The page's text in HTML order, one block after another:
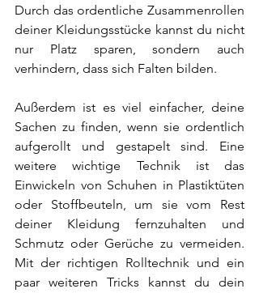
Durch das ordentliche Zusammenrollen
deiner Kleidungsstücke kannst du nicht
nur Platz sparen, sondern auch
verhindern, dass sich Falten bilden.
Außerdem ist es viel einfacher, deine
Sachen zu finden, wenn sie ordentlich
aufgerollt und gestapelt sind. Eine
weitere wichtige Technik ist das
Einwickeln von Schuhen in Plastiktüten
oder Stoffbeuteln, um sie vom Rest
deiner Kleidung fernzuhalten und
Schmutz oder Gerüche zu vermeiden.
Mit der richtigen Rolltechnik und ein
paar weiteren Tricks kannst du dein